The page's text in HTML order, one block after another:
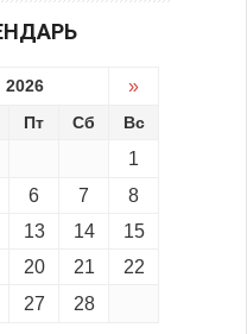
»
Пт Сб Вс
1
6 7
8
13 14
15
20 21
22
27 28